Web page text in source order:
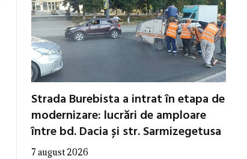
Strada Burebista a intrat în etapa de
modernizare: lucrări de amploare
între bd. Dacia și str. Sarmizegetusa
7 august 2026